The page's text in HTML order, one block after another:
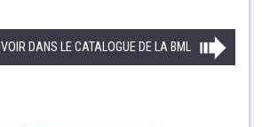
VOIR DANS LE CATALOGUE DE LA BML